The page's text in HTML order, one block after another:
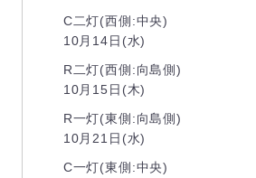
C二灯(西側:中央)
10月14日(水)
R二灯(西側:向島側)
10月15日(木)
R一灯(東側:向島側)
10月21日(水)
C一灯(東側:中央)